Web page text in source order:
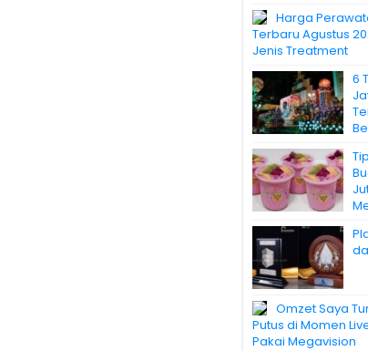
Harga
Terbaru Agustus
Jenis Treatment
6
Omzet Saya
Putus di Momen
Pakai Megavision